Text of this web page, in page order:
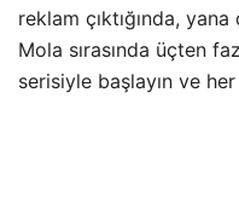
reklam çıktığında,
Mola sırasında üçten
serisiyle başlayın ve